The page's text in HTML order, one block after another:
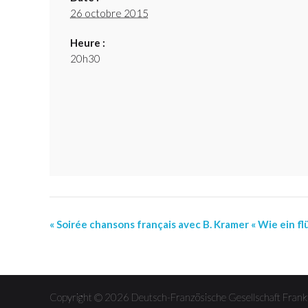
26 octobre 2015
Heure :
20h30
Event
« Soirée chansons français avec B. Kramer « Wie ein
Copyright © 2026 Deutsch-Französische Gesellschaft